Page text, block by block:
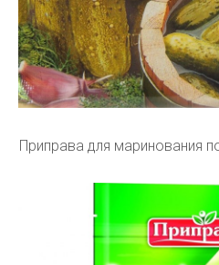
Приправа для маринования